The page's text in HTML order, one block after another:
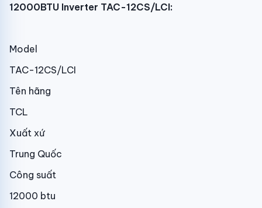
12000BTU Inverter TAC-12CS/LCI:
Model
TAC-12CS/LCI
Tên hãng
TCL
Xuất xứ
Trung Quốc
Công suất
12000 btu